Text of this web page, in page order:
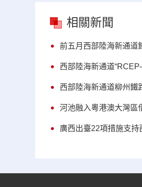
相關新聞
前五月西部陸海新通道
西部陸海新通道
西部陸海新通道柳州鐵
河池融入粵港澳大灣區
廣西出臺22項措施支